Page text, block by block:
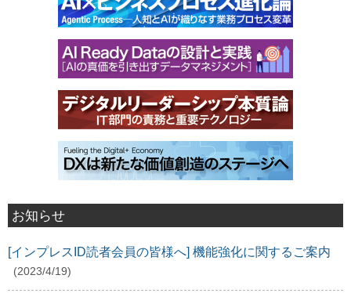
お知らせ
[インプレスID読者会員の皆様へ] 機能強化に関するご案内
(2023/4/19)